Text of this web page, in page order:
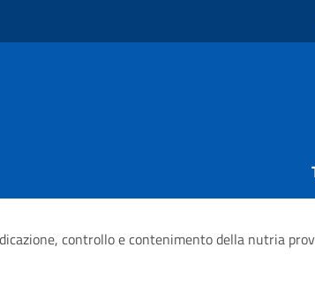
controllo e contenimento della nutria